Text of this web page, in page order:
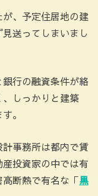
、予定住居地の建
送ってしまいまし
行の融資条件が絡
しっかりと建築
。
事務所は都内で賃
投資家の中では有
高断熱で有名な「黒